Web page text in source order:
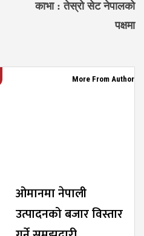
काभा : तेस्रो सेट नेपालको
पक्षमा
More From Author
ओमानमा नेपाली
उत्पादनको बजार विस्तार